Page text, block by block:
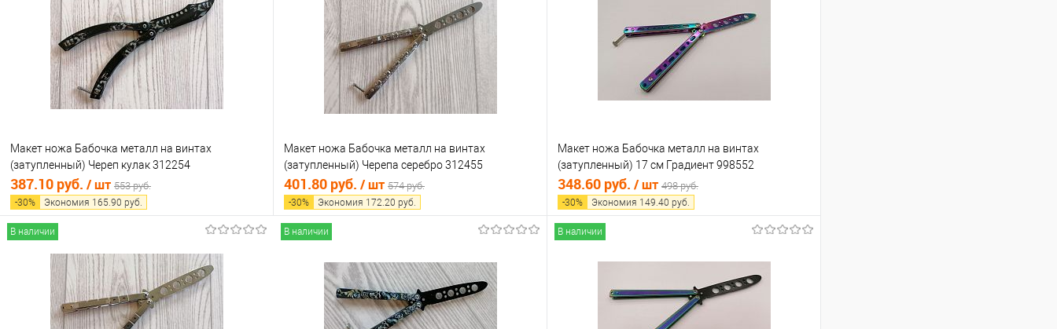
Макет ножа Бабочка металл на винтах
(затупленный) Череп кулак 312254
387.10 руб. / шт 553 руб.
-30% Экономия 165.90 руб.
Купить в 1 клик
Сравнение
В избранное
В наличии
Макет ножа Бабочка металл на винтах
(затупленный) Черепа серебро 312455
401.80 руб. / шт 574 руб.
-30% Экономия 172.20 руб.
Купить в 1 клик
Сравнение
В избранное
В наличии
Макет ножа Бабочка металл на винтах
(затупленный) 17 см Градиент 998552
348.60 руб. / шт 498 руб.
-30% Экономия 149.40 руб.
Купить в 1 клик
Сравнение
В наличии В наличии В наличии